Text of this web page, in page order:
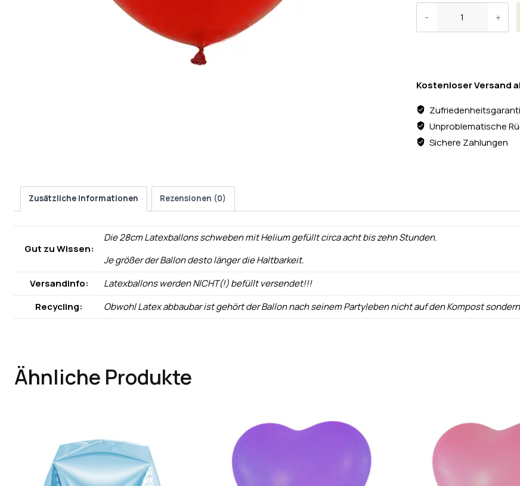
Kostenloser Versand
Unproblematische
Sichere Zahlungen
Zusätzliche Informationen Rezensionen (0)
Gut zu Wissen:
Die 28cm Latexballons schweben mit Helium gefüllt circa acht bis zehn Stunden.
Je größer der Ballon desto länger die Haltbarkeit.
Versandinfo:
Latexballons werden NICHT(!) befüllt versendet!!!
Recycling:
Obwohl Latex abbaubar ist gehört der Ballon nach seinem Partyleben nicht auf den Kompost
Ähnliche Produkte